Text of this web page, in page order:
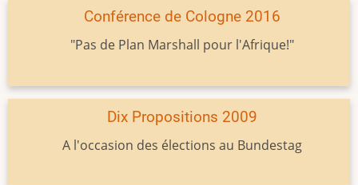
Conférence de Cologne 2016
"Pas de Plan Marshall pour l'Afrique!"
Dix Propositions 2009
A l'occasion des élections au Bundestag